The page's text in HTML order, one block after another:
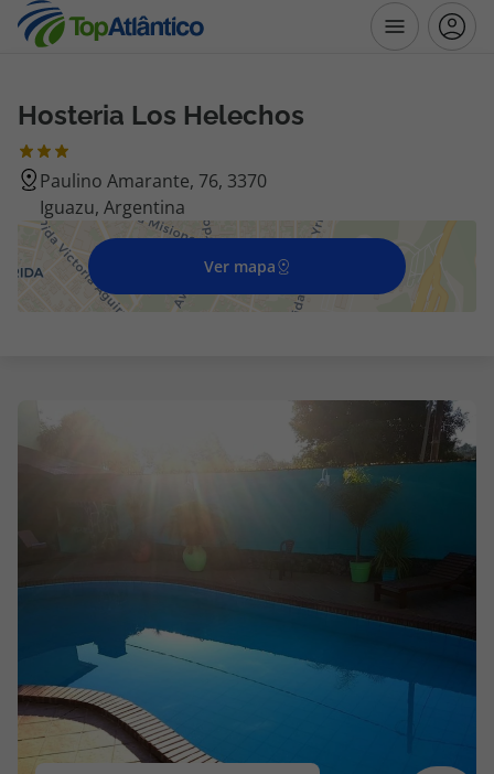
Destinos
Voos
Hotéis
Voos + Hotel
Disneyland ® Paris
Escapadinhas
Promoções
Especialistas
Cheque Viagem
Rede de Lojas
Hosteria Los Helechos
Paulino Amarante, 76, 3370
Iguazu, Argentina
Ver mapa